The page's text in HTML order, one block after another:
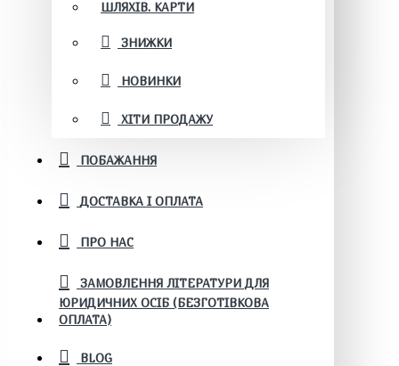
ШЛЯХІВ. КАРТИ
ЗНИЖКИ
НОВИНКИ
ХІТИ ПРОДАЖУ
ПОБАЖАННЯ
ДОСТАВКА І ОПЛАТА
ПРО НАС
ЗАМОВЛЕННЯ ЛІТЕРАТУРИ ДЛЯ
ЮРИДИЧНИХ ОСІБ (БЕЗГОТІВКОВА
ОПЛАТА)
BLOG